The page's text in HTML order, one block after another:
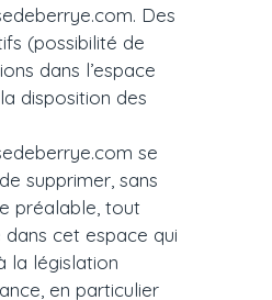
Des
(possibilité de
dans l’espace
disposition des
se
supprimer, sans
préalable, tout
cet espace qui
la législation
en particulier